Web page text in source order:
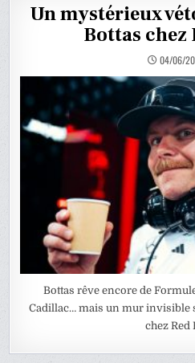
Un mystérieux
Bottas chez
04/06/
Bottas rêve encore de
Cadillac… mais un mur invisible
chez Red